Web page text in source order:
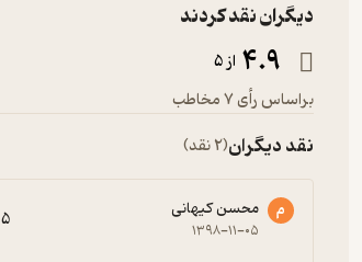
دیگران نقد کردند
4.9 از 5
براساس رأی 7 مخاطب
نقد دیگران(2 نقد)
م محسن کیهانی
۱۳۹۸-۱۱-۰۵ 5